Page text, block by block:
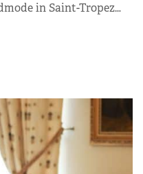
in Saint-Tropez…